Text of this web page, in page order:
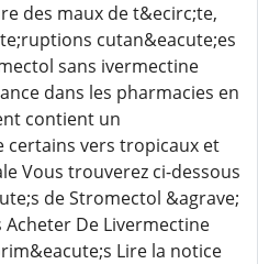
des maux de t&ecirc;te,
cutan&eacute;es
sans ivermectine
dans les pharmacies en
contient un
vers tropicaux et
Vous trouverez ci-dessous
de Stromectol &agrave;
De Livermectine
Lire la notice